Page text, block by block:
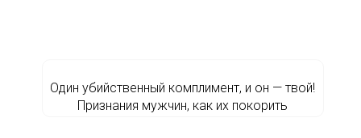
Один убийственный комплимент, и он — твой!
Признания мужчин, как их покорить